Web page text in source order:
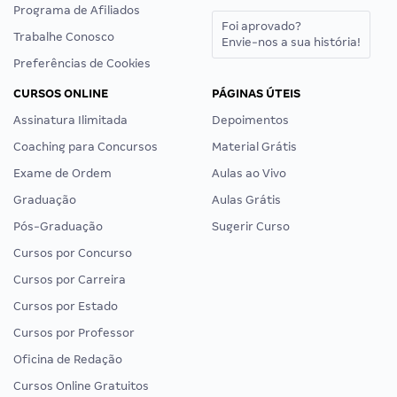
Programa de Afiliados
Trabalhe Conosco
Preferências de Cookies
Foi aprovado?
Envie-nos a sua história!
CURSOS ONLINE
Assinatura Ilimitada
Coaching para Concursos
Exame de Ordem
Graduação
Pós-Graduação
Cursos por Concurso
Cursos por Carreira
Cursos por Estado
Cursos por Professor
Oficina de Redação
Cursos Online Gratuitos
PÁGINAS ÚTEIS
Depoimentos
Material Grátis
Aulas ao Vivo
Aulas Grátis
Sugerir Curso